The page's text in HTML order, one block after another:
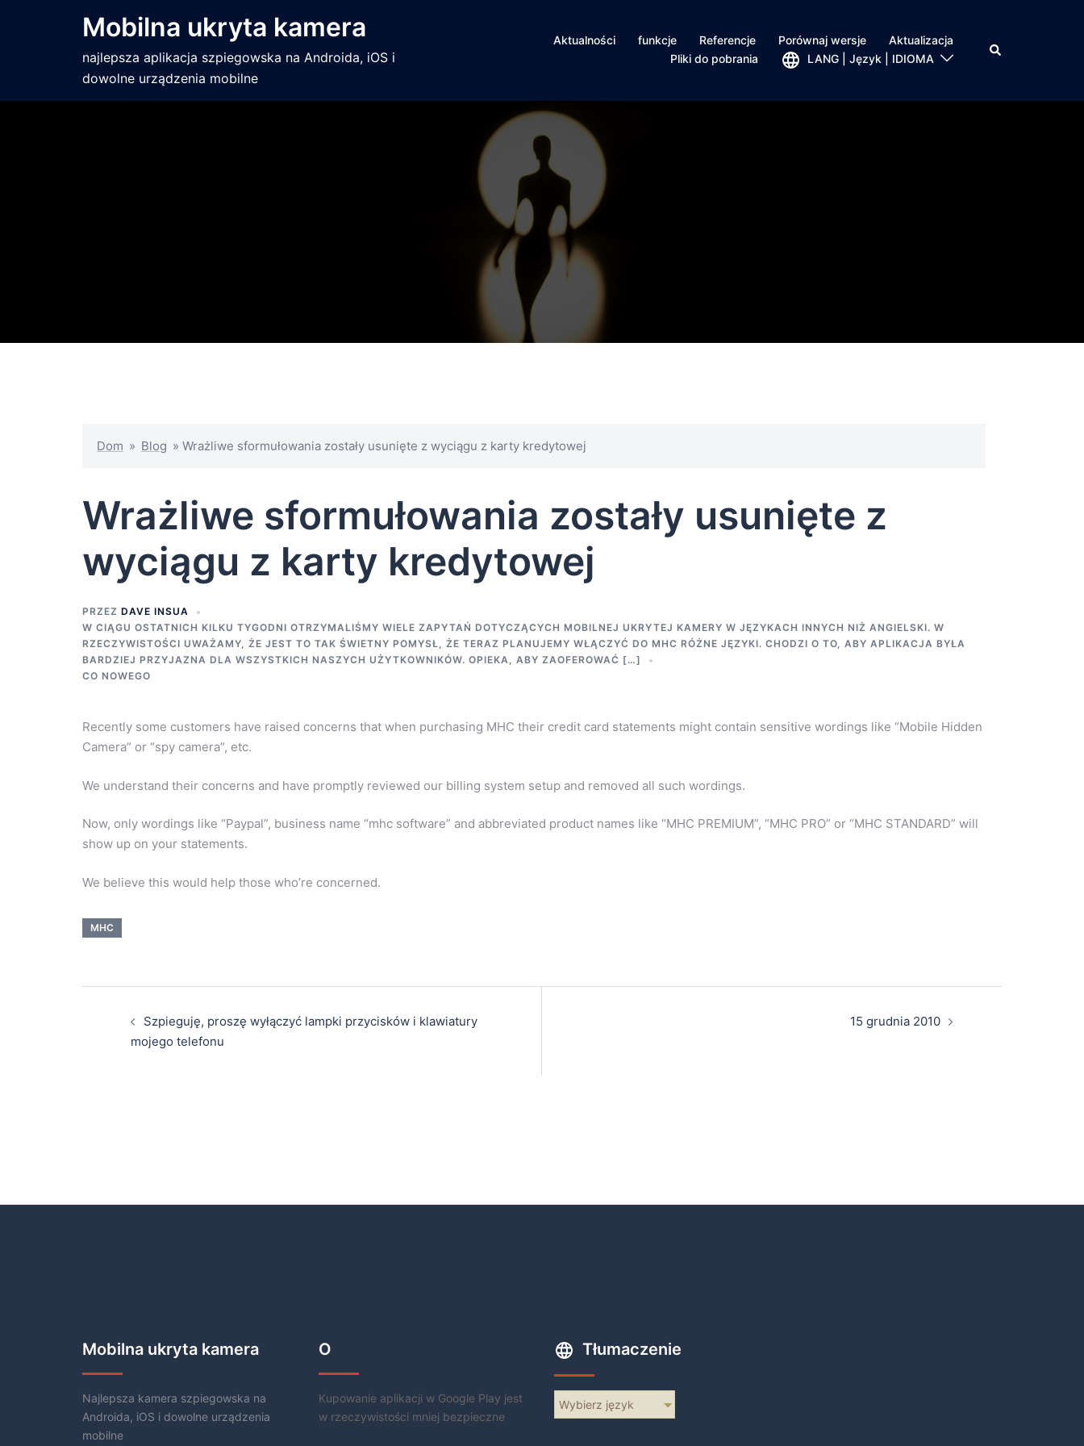
Mobilna ukryta kamera
najlepsza aplikacja szpiegowska na Androida, iOS i
dowolne urządzenia mobilne
Aktualności funkcje Referencje Porównaj wersje
Aktualizacja
Pliki do pobrania
LANG | Język | IDIOMA
Dom » Blog » Wrażliwe sformułowania zostały usunięte z wyciągu z karty kredytowej
Wrażliwe sformułowania zostały usunięte z
wyciągu z karty kredytowej
PRZEZ DAVE INSUA
W CIĄGU OSTATNICH KILKU TYGODNI OTRZYMALIŚMY WIELE ZAPYTAŃ DOTYCZĄCYCH MOBILNEJ UKRYTEJ KAMERY W JĘZYKACH INNYCH NIŻ ANGIELSKI. W
RZECZYWISTOŚCI UWAŻAMY, ŻE JEST TO TAK ŚWIETNY POMYSŁ, ŻE TERAZ PLANUJEMY WŁĄCZYĆ DO MHC RÓŻNE JĘZYKI. CHODZI O TO, ABY APLIKACJA BYŁA
BARDZIEJ PRZYJAZNA DLA WSZYSTKICH NASZYCH UŻYTKOWNIKÓW. OPIEKA, ABY ZAOFEROWAĆ […]
CO NOWEGO
Recently some customers have raised concerns that when purchasing MHC their credit card statements might contain sensitive wordings like “Mobile Hidden
Camera” or “spy camera”, etc.
We understand their concerns and have promptly reviewed our billing system setup and removed all such wordings.
Now, only wordings like “Paypal”, business name “mhc software” and abbreviated product names like “MHC PREMIUM”, “MHC PRO” or “MHC STANDARD” will
show up on your statements.
We believe this would help those who’re concerned.
MHC
Szpieguję, proszę wyłączyć lampki przycisków i klawiatury
mojego telefonu
15 grudnia 2010
Mobilna ukryta kamera
Najlepsza kamera szpiegowska na
Androida, iOS i dowolne urządzenia
mobilne
O
Kupowanie aplikacji w Google Play jest
w rzeczywistości mniej bezpieczne
Tłumaczenie
Wybierz język